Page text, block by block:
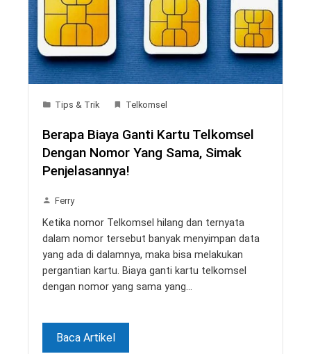
Tips & Trik Telkomsel
Berapa Biaya Ganti Kartu Telkomsel
Dengan Nomor Yang Sama, Simak
Penjelasannya!
Ferry
Ketika nomor Telkomsel hilang dan ternyata
dalam nomor tersebut banyak menyimpan data
yang ada di dalamnya, maka bisa melakukan
pergantian kartu. Biaya ganti kartu telkomsel
dengan nomor yang sama yang…
Baca Artikel